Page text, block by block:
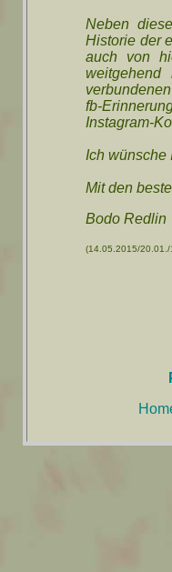
Neben
Historie der
auch von
fb-
Instagram-
Ich wünsche
Mit den
Bodo Redlin
(14.05.2015/